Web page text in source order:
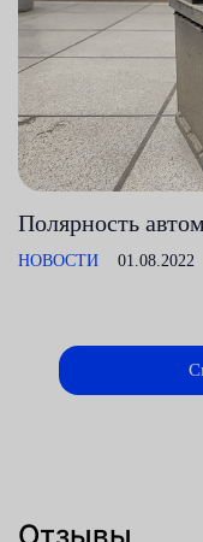
Полярность
НОВОСТИ 01.08.2022